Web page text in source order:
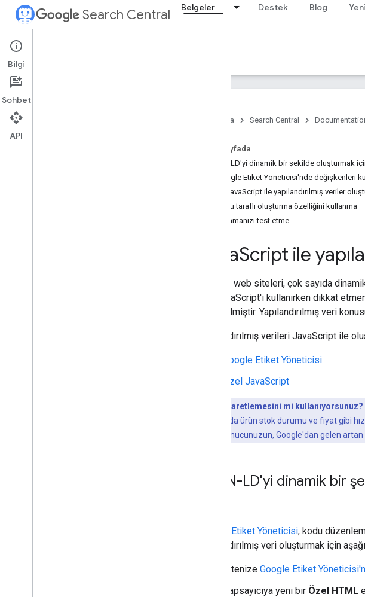
Search Central Belgeler Destek Blog
Documentation
SEO ile ilgili temel bilgiler
Ana Sayfa Search Central
Bu sayfada
JSON-LD'yi dinamik bir şekilde oluşturmak
Google Etiket Yöneticisi'nde değişkenleri
Özel JavaScript ile yapılandırılmış veriler
Sunucu taraflı oluşturma özelliğini kullanma
Uygulamanızı test etme
JavaScript ile
Modern web siteleri, çok sayıda
için JavaScript'i kullanırken dikkat
yer verilmiştir. Yapılandırılmış veri
Yapılandırılmış verileri JavaScript ile
Google Etiket Yöneticisi
Özel JavaScript
işaretlemesini mi kullanıyorsunuz?
hatırlatırız. Bu da ürün stok durumu ve fiyat gibi
satıcıysanız sunucunuzun, Google'dan gelen
JSON-LD'yi dinamik bir
Google Etiket Yöneticisi, kodu
yapılandırılmış veri oluşturmak için
Sitenize Google Etiket
Kapsayıcıya yeni bir Özel HTML
Bilgi
Sohbet
API